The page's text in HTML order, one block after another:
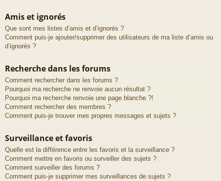
Amis et ignorés
Que sont mes listes d’amis et d’ignorés ?
Comment puis-je ajouter/supprimer des utilisateurs de ma liste d’amis ou
d’ignorés ?
Recherche dans les forums
Comment rechercher dans les forums ?
Pourquoi ma recherche ne renvoie aucun résultat ?
Pourquoi ma recherche renvoie une page blanche ?!
Comment rechercher des membres ?
Comment puis-je trouver mes propres messages et sujets ?
Surveillance et favoris
Quelle est la différence entre les favoris et la surveillance ?
Comment mettre en favoris ou surveiller des sujets ?
Comment surveiller des forums ?
Comment puis-je supprimer mes surveillances de sujets ?